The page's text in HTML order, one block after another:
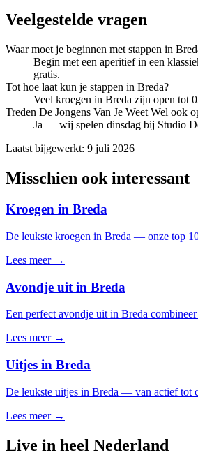
Veelgestelde vragen
Waar moet je beginnen met stappen in
Begin met een aperitief in een
gratis.
Tot hoe laat kun je stappen in Breda?
Veel kroegen in Breda zijn open tot
Treden De Jongens Van Je Weet Wel ook
Ja — wij spelen dinsdag bij Studio
Laatst bijgewerkt: 9 juli 2026
Misschien ook interessant
Kroegen in Breda
De leukste kroegen in Breda — onze top
Lees meer →
Avondje uit in Breda
Een perfect avondje uit in Breda
Lees meer →
Uitjes in Breda
De leukste uitjes in Breda — van actief tot
Lees meer →
Live in heel Nederland